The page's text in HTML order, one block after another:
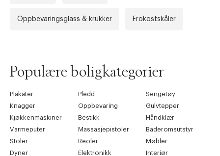
Oppbevaringsglass & krukker Frokostskåler
Populære boligkategorier
Plakater Pledd
Sengetøy
Knagger
Oppbevaring
Gulvtepper
Kjøkkenmaskiner
Bestikk
Håndklær
Varmeputer
Massasjepistoler
Baderomsutstyr
Stoler
Reoler
Møbler
Dyner
Elektronikk
Interiør